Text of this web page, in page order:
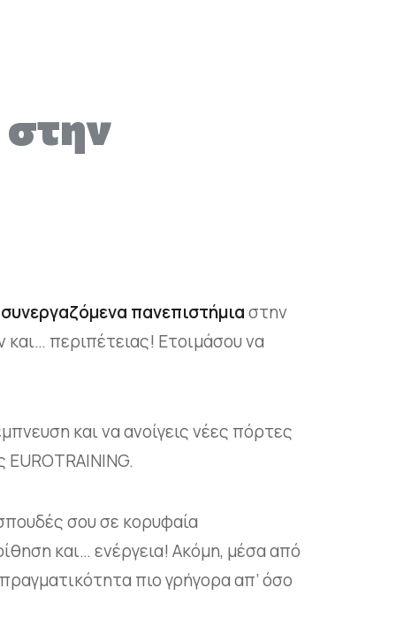
πανεπιστήμιαστην
περιπέτειας! Ετοιμάσου να
και να ανοίγεις νέες πόρτες
σου σε κορυφαία
και… ενέργεια! Ακόμη, μέσα από
πιο γρήγορα απ’ όσο